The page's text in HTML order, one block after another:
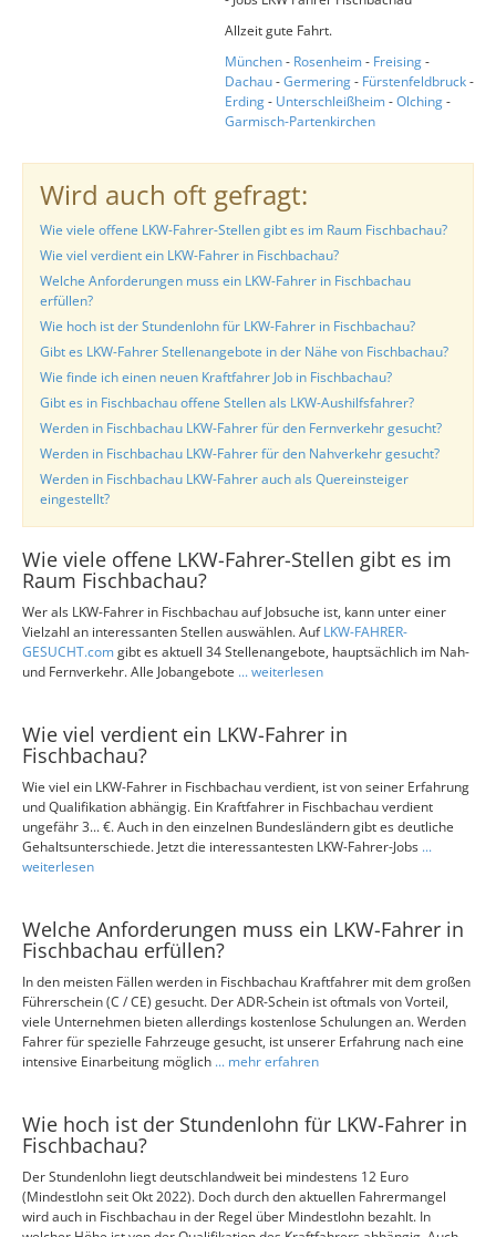
Allzeit gute Fahrt.
München- Rosenheim- Freising-
Dachau-Germering- Fürstenfeldbruck-
Erding- Unterschleißheim-Olching-
Garmisch-Partenkirchen
Wird auch oft gefragt:
Wie viele offene LKW-Fahrer-Stellen gibt es im Raum Fischbachau?
Wie viel verdient ein LKW-Fahrer in Fischbachau?
Welche Anforderungen muss ein LKW-Fahrer in Fischbachau
erfüllen?
Wie hoch ist der Stundenlohn für LKW-Fahrer in Fischbachau?
Gibt es LKW-Fahrer Stellenangebote in der Nähe von Fischbachau?
Wie finde ich einen neuen Kraftfahrer Job in Fischbachau?
Gibt es in Fischbachau offene Stellen als LKW-Aushilfsfahrer?
Werden in Fischbachau LKW-Fahrer für den Fernverkehr gesucht?
Werden in Fischbachau LKW-Fahrer für den Nahverkehr gesucht?
Werden in Fischbachau LKW-Fahrer auch als Quereinsteiger
eingestellt?
Wie viele offene LKW-Fahrer-Stellen gibt es im
Raum Fischbachau?
Wer als LKW-Fahrer in Fischbachau auf Jobsuche ist, kann unter einer
Vielzahl an interessanten Stellen auswählen. AufLKW-FAHRER-
GESUCHT.comgibt es aktuell 34 Stellenangebote, hauptsächlich im Nah-
und Fernverkehr. Alle Jobangebote ... weiterlesen
Wie viel verdient ein LKW-Fahrer in
Fischbachau?
Wie viel ein LKW-Fahrer in Fischbachau verdient, ist von seiner Erfahrung
und Qualifikation abhängig. Ein Kraftfahrer in Fischbachau verdient
ungefähr 3... €. Auch in den einzelnen Bundesländern gibt es deutliche
Gehaltsunterschiede. Jetzt die interessantesten LKW-Fahrer-Jobs ...
weiterlesen
Welche Anforderungen muss ein LKW-Fahrer in
Fischbachau erfüllen?
In den meisten Fällen werden in Fischbachau Kraftfahrer mit dem großen
Führerschein (C / CE) gesucht. Der ADR-Schein ist oftmals von Vorteil,
viele Unternehmen bieten allerdings kostenlose Schulungen an. Werden
Fahrer für spezielle Fahrzeuge gesucht, ist unserer Erfahrung nach eine
intensive Einarbeitung möglich ... mehr erfahren
Wie hoch ist der Stundenlohn für LKW-Fahrer in
Fischbachau?
Der Stundenlohn liegt deutschlandweit bei mindestens 12 Euro
(Mindestlohn seit Okt 2022). Doch durch den aktuellen Fahrermangel
wird auch in Fischbachau in der Regel über Mindestlohn bezahlt. In